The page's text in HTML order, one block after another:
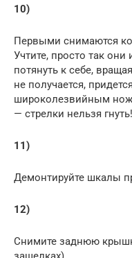
10)
Первыми снимаются
Учтите, просто так
потянуть к себе,
не получается,
широколезвийным
— стрелки нельзя гнуть!
11)
Демонтируйте шкалы
12)
Снимите заднюю